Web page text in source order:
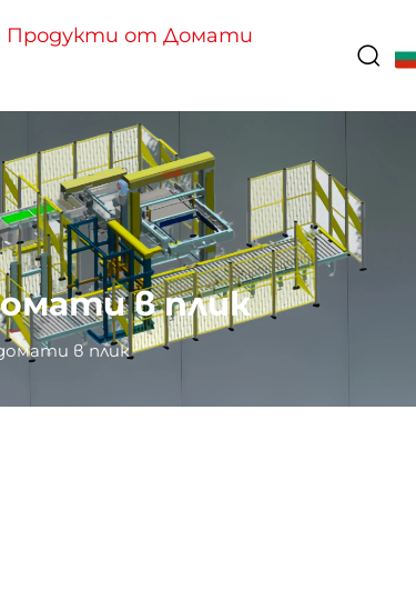
Продукти от Домати
в плик
в плик